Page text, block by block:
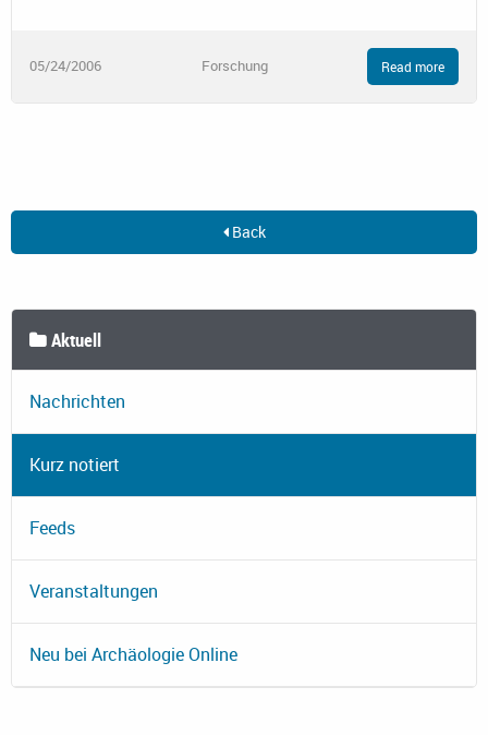
05/24/2006 Forschung Read more
Back
Aktuell
Nachrichten
Kurz notiert
Feeds
Veranstaltungen
Neu bei Archäologie Online